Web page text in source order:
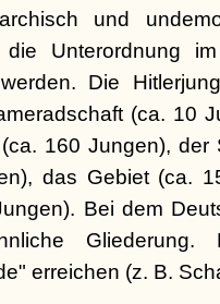
und
die Unterordnung
Die
(ca. 10
160 Jungen), der
das Gebiet (ca.
Bei dem
Gliederung.
erreichen (z. B.